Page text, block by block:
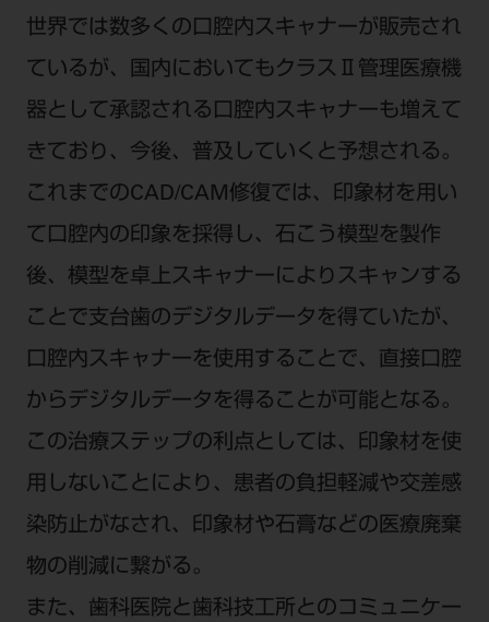
世界では数多くの口腔内スキャナーが販売され
ているが、国内においてもクラスⅡ管理医療機
器として承認される口腔内スキャナーも増えて
きており、今後、普及していくと予想される。
これまでのCAD/CAM修復では、印象材を用い
て口腔内の印象を採得し、石こう模型を製作
後、模型を卓上スキャナーによりスキャンする
ことで支台歯のデジタルデータを得ていたが、
口腔内スキャナーを使用することで、直接口腔
からデジタルデータを得ることが可能となる。
この治療ステップの利点としては、印象材を使
用しないことにより、患者の負担軽減や交差感
染防止がなされ、印象材や石膏などの医療廃棄
物の削減に繋がる。
また、歯科医院と歯科技工所とのコミュニケー
IP電話・ひかり電話は繋がらない場合がありま
受付時間 月～金 9:00～17:00 （祝日・夏季休
暇、年末年始を除く）
ディーラー様におかれましては、モリタ各担当営
業所へお問い合わせ願います。
企業情報
個人情報保護方針 特定商取引について
ご利用規約 SNSアカウント利用規約
推奨環境 サイトマップ